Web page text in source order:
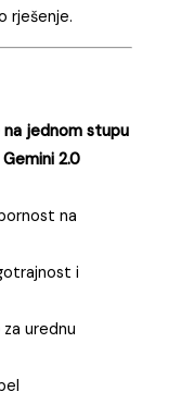
rješenje.
na jednom stupu
2.0
na
i
za urednu